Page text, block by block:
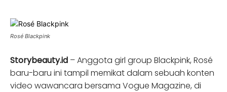
Rosé Blackpink
Storybeauty.id – Anggota girl group Blackpink, Rosé
baru-baru ini tampil memikat dalam sebuah konten
video wawancara bersama Vogue Magazine, di